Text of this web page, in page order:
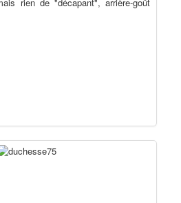
rien de "décapant", arrière-goût